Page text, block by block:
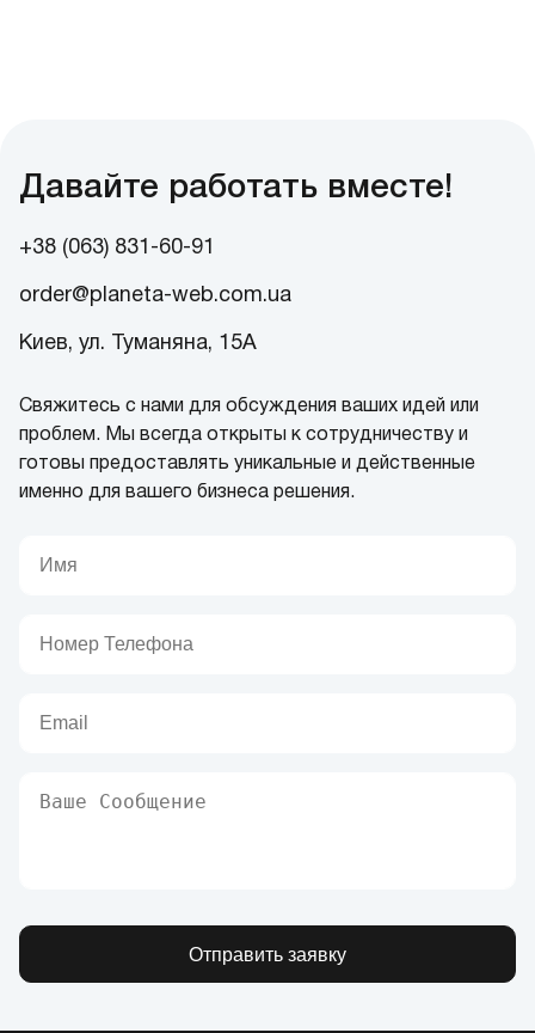
Давайте работать вместе!
+38 (063) 831-60-91
order@planeta-web.com.ua
Киев, ул. Туманяна, 15А
Свяжитесь с нами для обсуждения ваших идей или
проблем. Мы всегда открыты к сотрудничеству и
готовы предоставлять уникальные и действенные
именно для вашего бизнеса решения.
Отправить заявку